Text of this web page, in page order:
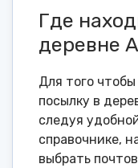
Где
деревне
Для того
посылку в
следуя
справочнике,
выбрать